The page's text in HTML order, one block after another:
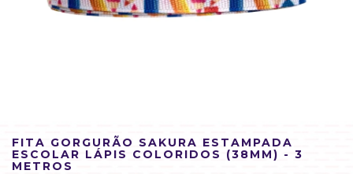
FITA GORGURÃO SAKURA ESTAMPADA
ESCOLAR LÁPIS COLORIDOS (38MM) - 3
METROS